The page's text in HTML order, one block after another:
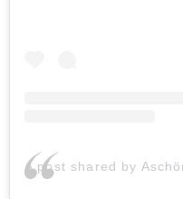
A post shared by